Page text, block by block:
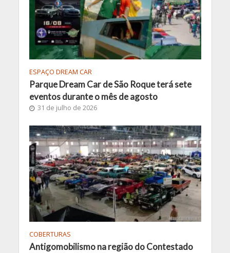
ESPAÇO DREAM CAR
Parque Dream Car de São Roque terá sete
eventos durante o mês de agosto
31 de julho de 2026
COBERTURAS
Antigomobilismo na região do Contestado